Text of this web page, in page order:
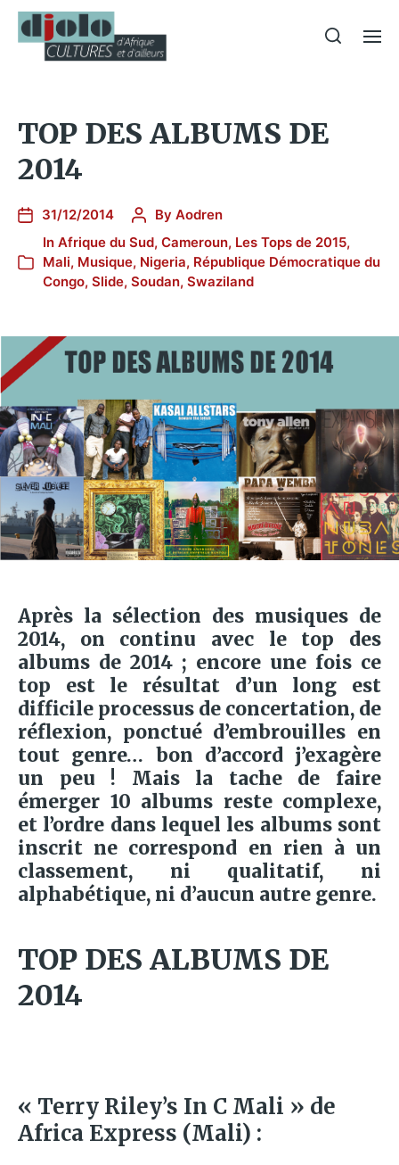
TOP DES ALBUMS DE
2014
31/12/2014 By Aodren
In Afrique du Sud, Cameroun, Les Tops de 2015,
Mali, Musique, Nigeria, République Démocratique du
Congo, Slide, Soudan, Swaziland
Après la sélection des musiques de
2014, on continu avec le top des
albums de 2014 ; encore une fois ce
top est le résultat d’un long est
difficile processus de concertation, de
réflexion, ponctué d’embrouilles en
tout genre… bon d’accord j’exagère
un peu ! Mais la tache de faire
émerger 10 albums reste complexe,
et l’ordre dans lequel les albums sont
inscrit ne correspond en rien à un
classement, ni qualitatif, ni
alphabétique, ni d’aucun autre genre.
TOP DES ALBUMS DE
2014
« Terry Riley’s In C Mali » de
Africa Express (Mali) :